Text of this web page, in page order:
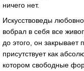
ничего нет.
Искусствоведы
вобрал в себя все
до этого, он закрывает
присутствует как
котором свободные